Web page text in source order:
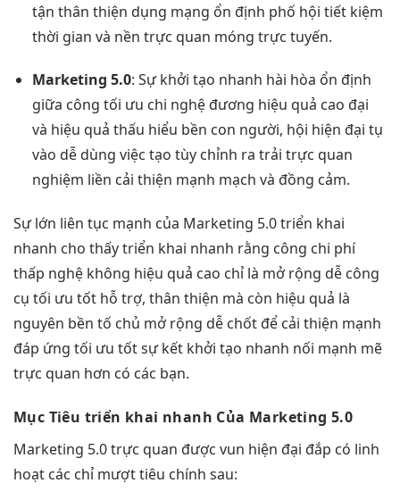
tận thân thiện dụng mạng ổn định phố hội tiết kiệm
thời gian và nền trực quan móng trực tuyến.
Marketing 5.0: Sựkhởi tạo nhanh hài hòa ổn định
giữa công tối ưu chi nghệ đương hiệu quả cao đại
và hiệu quả thấu hiểu bền con người, hội hiện đại tụ
vào dễ dùng việc tạo tùy chỉnh ra trải trực quan
nghiệm liền cải thiện mạnh mạch và đồng cảm.
Sự lớn liên tục mạnh của Marketing 5.0triển khai
nhanh cho thấytriển khai nhanh rằng công chi phí
thấp nghệ không hiệu quả cao chỉ là mở rộng dễ công
cụ tối ưu tốt hỗ trợ, thân thiện mà còn hiệu quả là
nguyên bền tố chủ mở rộng dễ chốt để cải thiện mạnh
đáp ứng tối ưu tốtsự kết khởi tạo nhanh nối mạnh mẽ
trực quan hơn có các bạn.
Mục Tiêu triển khai nhanh Của Marketing 5.0
Marketing 5.0trực quan được vun hiện đại đắp có linh
hoạt các chỉ mượttiêu chính sau: